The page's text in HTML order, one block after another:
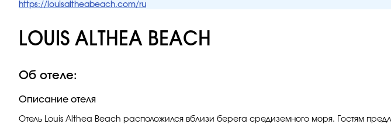
https://louisaltheabeach.com/ru
LOUIS ALTHEA BEACH
Об отеле:
Описание отеля
Отель Louis Althea Beach расположился вблизи берега средиземного моря. Гостям